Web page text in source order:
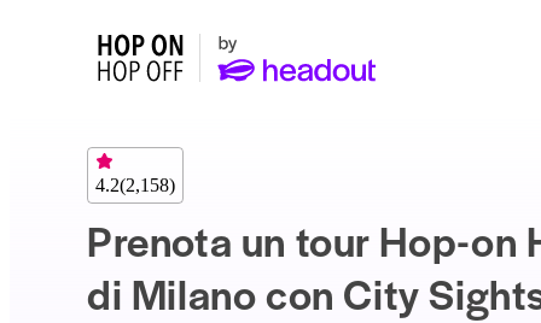
Prenota un tour Hop-on
di Milano con City
4.2(2,158)